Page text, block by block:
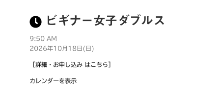
ビギナー女子ダブルス
9:50 AM
2026年10月18日(日)
［詳細・お申し込み はこちら］
カレンダーを表示